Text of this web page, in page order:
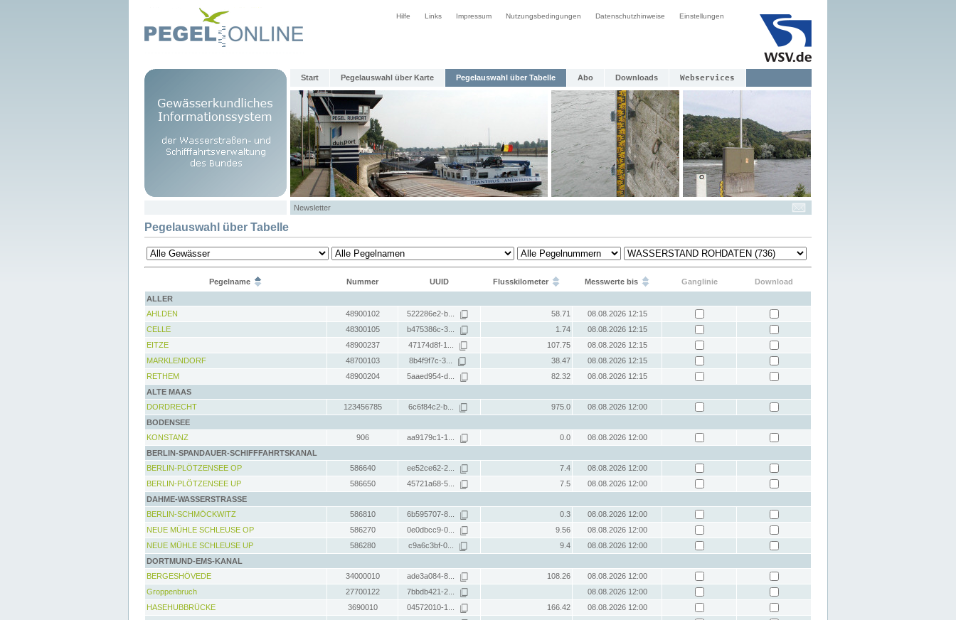
Hilfe Links Impressum Nutzungsbedingungen Datenschutzhinweise Einstellungen
Start Pegelauswahl über Karte Pegelauswahl über Tabelle Abo Downloads Webservices
Newsletter
Pegelauswahl über Tabelle
Pegelname Nummer UUID Flusskilometer Messwerte bis Ganglinie
Download
ALLER
AHLDEN
48900102 522286e2-b... 58.71
08.08.2026 12:15
CELLE
48300105 b475386c-3... 1.74
08.08.2026 12:15
EITZE
48900237 47174d8f-1... 107.75
08.08.2026 12:15
MARKLENDORF
48700103 8b4f9f7c-3... 38.47
08.08.2026 12:15
RETHEM
48900204 5aaed954-d... 82.32
08.08.2026 12:15
ALTE MAAS
DORDRECHT
123456785 6c6f84c2-b... 975.0
08.08.2026 12:00
BODENSEE
KONSTANZ
906 aa9179c1-1... 0.0
08.08.2026 12:00
BERLIN-SPANDAUER-SCHIFFFAHRTSKANAL
BERLIN-PLÖTZENSEE OP
586640 ee52ce62-2... 7.4
08.08.2026 12:00
BERLIN-PLÖTZENSEE UP
586650 45721a68-5... 7.5
08.08.2026 12:00
DAHME-WASSERSTRASSE
BERLIN-SCHMÖCKWITZ
586810 6b595707-8... 0.3
08.08.2026 12:00
NEUE MÜHLE SCHLEUSE OP
586270 0e0dbcc9-0... 9.56
08.08.2026 12:00
NEUE MÜHLE SCHLEUSE UP
586280 c9a6c3bf-0... 9.4
08.08.2026 12:00
DORTMUND-EMS-KANAL
BERGESHÖVEDE
34000010 ade3a084-8... 108.26
08.08.2026 12:00
Groppenbruch
27700122 7bbdb421-2...
08.08.2026 12:00
HASEHUBBRÜCKE
3690010 04572010-1... 166.42
08.08.2026 12:00